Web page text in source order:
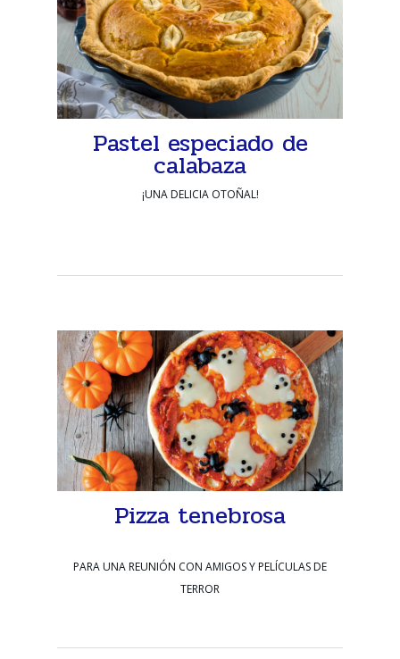
Pastel especiado de
calabaza
¡UNA DELICIA OTOÑAL!
Pizza tenebrosa
PARA UNA REUNIÓN CON AMIGOS Y PELÍCULAS DE
TERROR